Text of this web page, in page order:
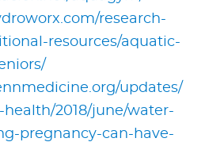
research-
resources/aquatic-
updates/
health/2018/june/water-
pregnancy-can-have-